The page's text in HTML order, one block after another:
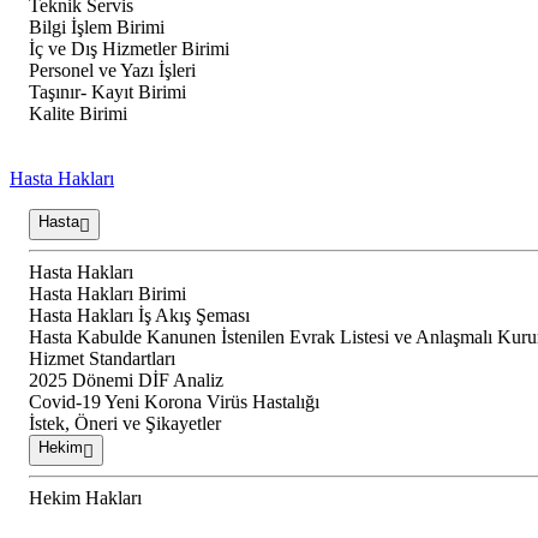
Teknik Servis
Bilgi İşlem Birimi
İç ve Dış Hizmetler Birimi
Personel ve Yazı İşleri
Taşınır- Kayıt Birimi
Kalite Birimi
Hasta Hakları
Hasta
Hasta Hakları
Hasta Hakları Birimi
Hasta Hakları İş Akış Şeması
Hasta Kabulde Kanunen İstenilen Evrak Listesi ve Anlaşmalı
Hizmet Standartları
2025 Dönemi DİF Analiz
Covid-19 Yeni Korona Virüs Hastalığı
İstek, Öneri ve Şikayetler
Hekim
Hekim Hakları